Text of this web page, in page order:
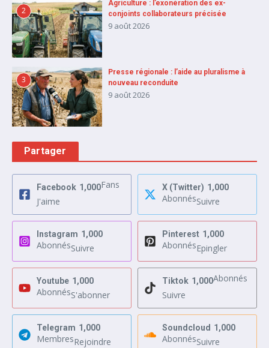
2
Agriculture : l’exonération des ex-
conjoints collaborateurs précisée
9 août 2026
3
Presse régionale : l’aide au pluralisme à
nouveau reconduite
9 août 2026
Partager
Facebook 1,000Fans
J'aime
X (Twitter) 1,000
AbonnésSuivre
Instagram 1,000
AbonnésSuivre
Pinterest 1,000
AbonnésEpingler
Youtube 1,000
AbonnésS'abonner
Tiktok 1,000Abonnés
Suivre
Telegram 1,000
MembresRejoindre
Soundcloud 1,000
AbonnésSuivre